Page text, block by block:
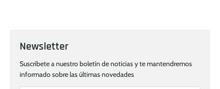
Newsletter
Suscríbete a nuestro boletín de noticias y te mantendremos
informado sobre las últimas novedades